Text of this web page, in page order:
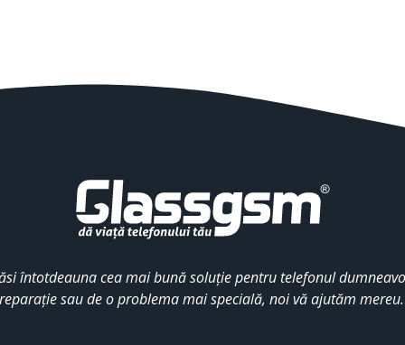
întotdeauna cea mai bună soluție pentru telefonul
sau de o problema mai specială, noi vă ajutăm